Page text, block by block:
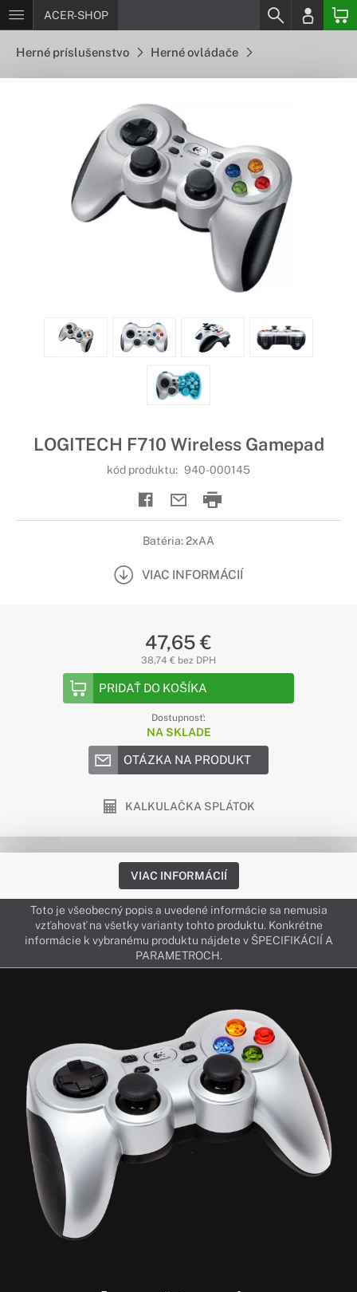
ACER-SHOP
Herné príslušenstvo Herné ovládače
LOGITECH F710 Wireless Gamepad
kód produktu: 940-000145
Batéria: 2xAA
VIAC INFORMÁCIÍ
47,65 €
38,74 € bez DPH
PRIDAŤ DO KOŠÍKA
Dostupnosť:
NA SKLADE
OTÁZKA NA PRODUKT
KALKULAČKA SPLÁTOK
VIAC INFORMÁCIÍ
Toto je všeobecný popis a uvedené informácie sa nemusia
vzťahovať na všetky varianty tohto produktu. Konkrétne
informácie k vybranému produktu nájdete v ŠPECIFIKÁCIÍ A
PARAMETROCH.